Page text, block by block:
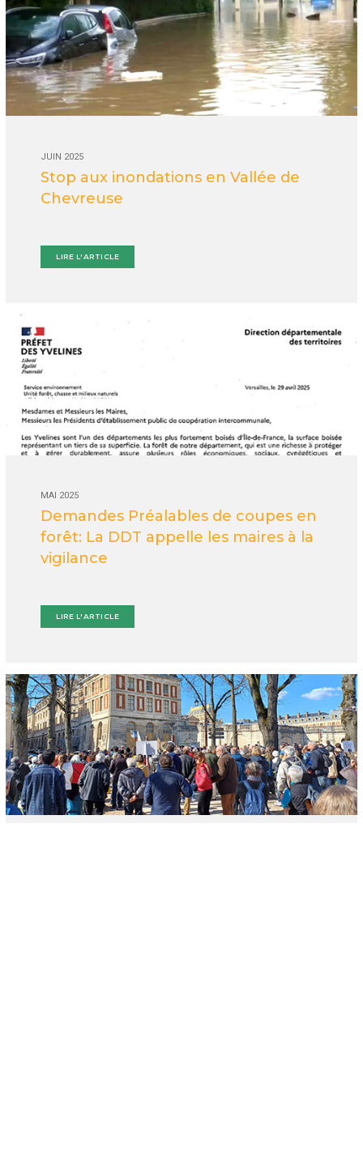
JUIN 2025
Stop aux inondations en Vallée de
Chevreuse
LIRE L'ARTICLE
MAI 2025
Demandes Préalables de coupes en
forêt: La DDT appelle les maires à la
vigilance
LIRE L'ARTICLE